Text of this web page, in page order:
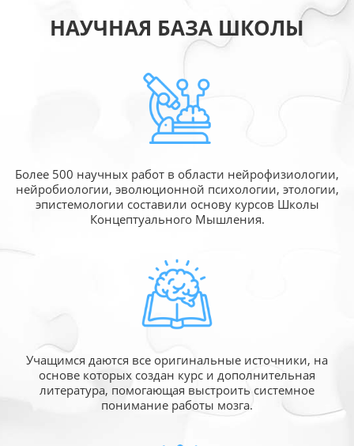
НАУЧНАЯ БАЗА ШКОЛЫ
Более 500 научных работ в области нейрофизиологии,
нейробиологии, эволюционной психологии, этологии,
эпистемологии составили основу курсов Школы
Концептуального Мышления.
Учащимся даются все оригинальные источники, на
основе которых создан курс и дополнительная
литература, помогающая выстроить системное
понимание работы мозга.